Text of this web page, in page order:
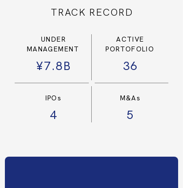
TRACK RECORD
UNDER
MANAGEMENT
¥7.8B
ACTIVE
PORTOFOLIO
36
IPOs
4
M&As
5